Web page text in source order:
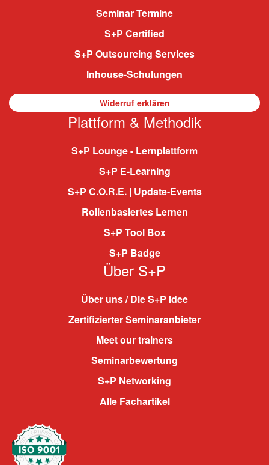
Seminar Termine
S+P Certified
S+P Outsourcing Services
Inhouse-Schulungen
Widerruf erklären
Plattform & Methodik
S+P Lounge - Lernplattform
S+P E-Learning
S+P C.O.R.E. | Update-Events
Rollenbasiertes Lernen
S+P Tool Box
S+P Badge
Über S+P
Über uns / Die S+P Idee
Zertifizierter Seminaranbieter
Meet our trainers
Seminarbewertung
S+P Networking
Alle Fachartikel